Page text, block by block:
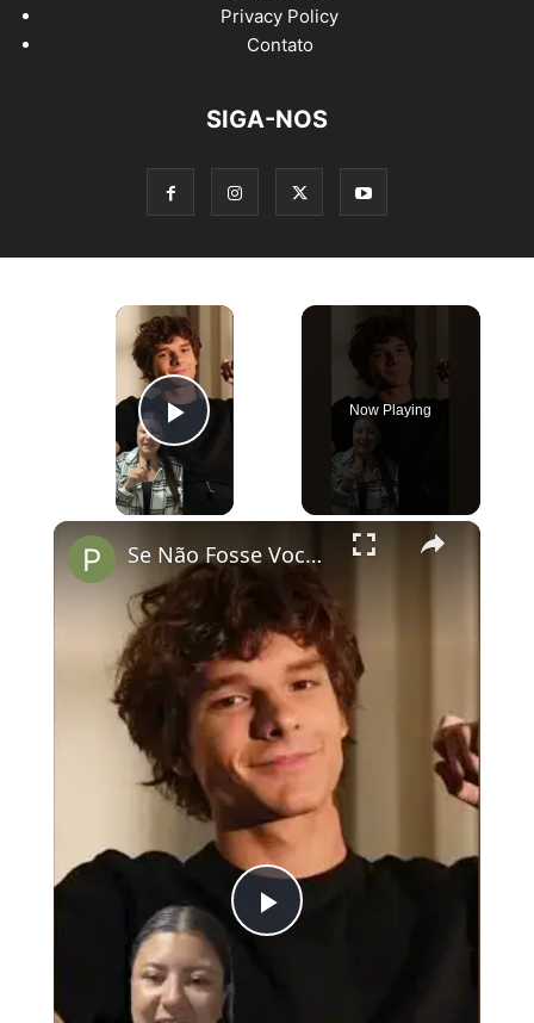
Privacy Policy
Contato
SIGA-NOS
×
Play Video
Now Playing
×
Play
Se Não Fosse Você já está em cartaz nos cinemas!